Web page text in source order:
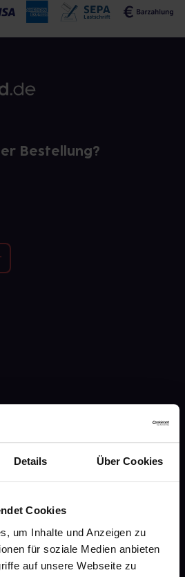
Details Über Cookies
Cookies
um Inhalte und Anzeigen zu
für soziale Medien anbieten
auf unsere Webseite zu
Bestellung?